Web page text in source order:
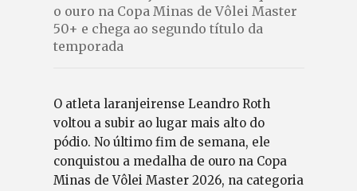
o ouro na Copa Minas de Vôlei Master
50+ e chega ao segundo título da
temporada
O atleta laranjeirense Leandro Roth
voltou a subir ao lugar mais alto do
pódio. No último fim de semana, ele
conquistou a medalha de ouro na Copa
Minas de Vôlei Master 2026, na categoria